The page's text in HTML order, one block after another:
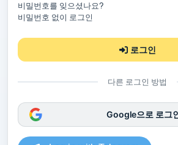
비밀번호를 잊으셨나요?
비밀번호 없이 로그인
로그인
다른 로그인 방법
Google으로 로그